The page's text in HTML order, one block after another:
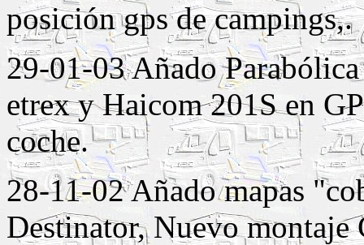
posición gps de campings,.
29-01-03 Añado
etrex y Haicom 201S en
coche.
28-11-02 Añado mapas
Destinator, Nuevo montaje